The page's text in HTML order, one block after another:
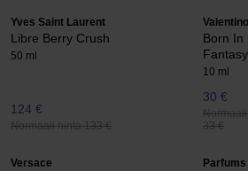
Yves Saint Laurent
Libre Berry Crush
50 ml
124 €
Normaali hinta 133 €
Valentino
Born In
Fantasy
10 ml
30 €
33 €
Versace